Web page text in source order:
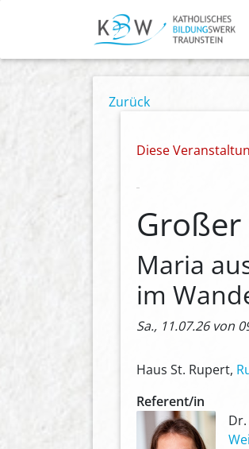
Zurück
Diese
Maria
im
Sa., 11.07.26 von
Haus St. Rupert,
Referent/in